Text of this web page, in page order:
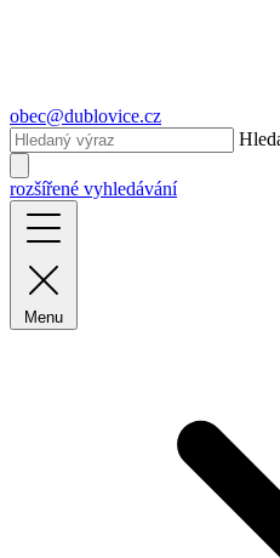
obec@dublovice.cz
rozšířené vyhledávání
Menu